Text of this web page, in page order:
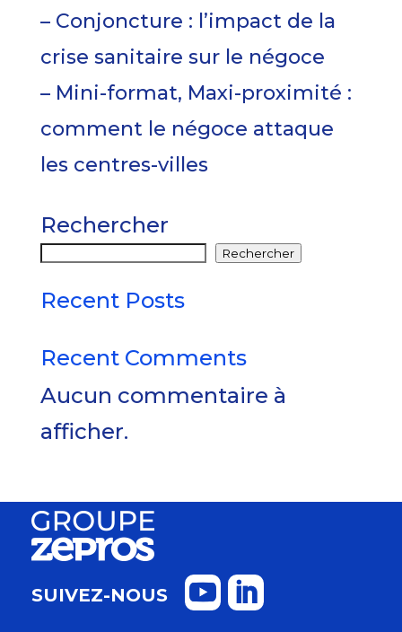
– Conjoncture : l’impact de la
crise sanitaire sur le négoce
– Mini-format, Maxi-proximité :
comment le négoce attaque
les centres-villes
Rechercher
Rechercher
Recent Posts
Recent Comments
Aucun commentaire à
afficher.
SUIVEZ-NOUS